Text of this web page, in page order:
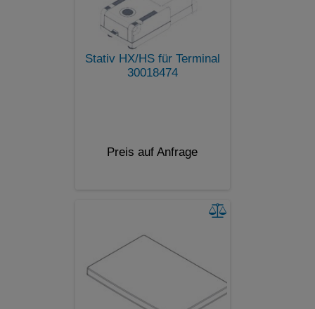
Stativ HX/HS für Terminal
30018474
Preis auf Anfrage